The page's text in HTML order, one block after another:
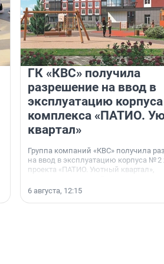
ГК «КВС» получила
разрешение на ввод в
эксплуатацию
комплекса «ПАТИО.
квартал»
Группа компаний «КВС» получила
на ввод в эксплуатацию корпуса № 2
проекта «ПАТИО. Уютный квартал»,
Ленинградской области.
6 августа, 12:15